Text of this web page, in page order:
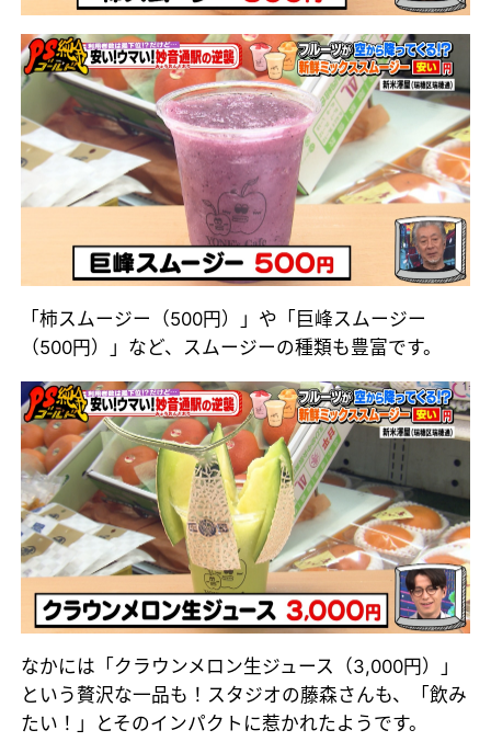
「柿スムージー（500円）」や「巨峰スムージー
（500円）」など、スムージーの種類も豊富です。
なかには「クラウンメロン生ジュース（3,000円）」
という贅沢な一品も！スタジオの藤森さんも、「飲み
たい！」とそのインパクトに惹かれたようです。